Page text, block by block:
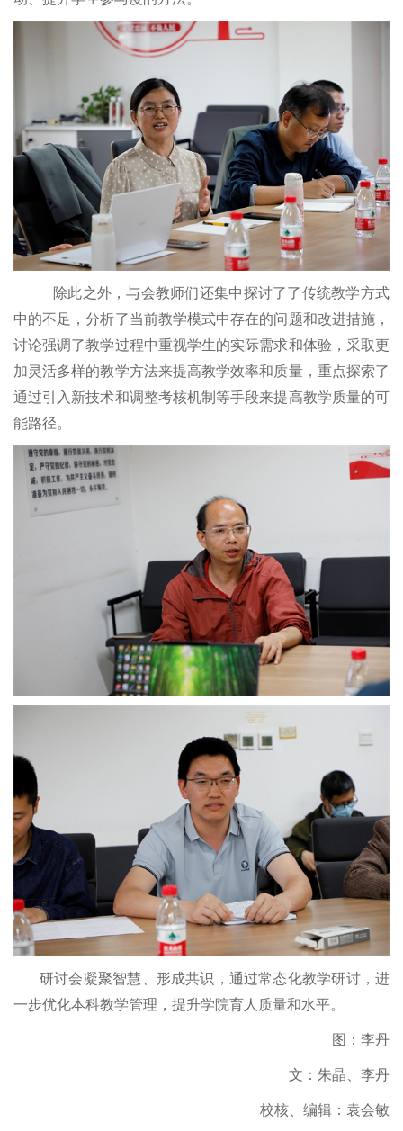
除此之外，与会教师们还集中探讨了了传统教学方式
中的不足，分析了当前教学模式中存在的问题和改进措施，
讨论强调了教学过程中重视学生的实际需求和体验，采取更
加灵活多样的教学方法来提高教学效率和质量，重点探索了
通过引入新技术和调整考核机制等手段来提高教学质量的可
能路径。
研讨会凝聚智慧、形成共识，通过常态化教学研讨，进
一步优化本科教学管理，提升学院育人质量和水平。
图：李丹
文：朱晶、李丹
校核、编辑：袁会敏